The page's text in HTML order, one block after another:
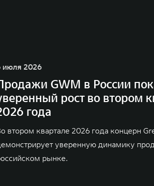
июля 2026
GWM в России
рост во втором
года
втором квартале 2026 года концерн
уверенную динамику
рынке.